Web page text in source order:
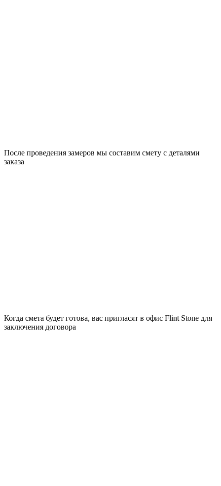
После проведения замеров мы составим смету с деталями
заказа
Когда смета будет готова, вас пригласят в офис Flint Stone для
заключения договора